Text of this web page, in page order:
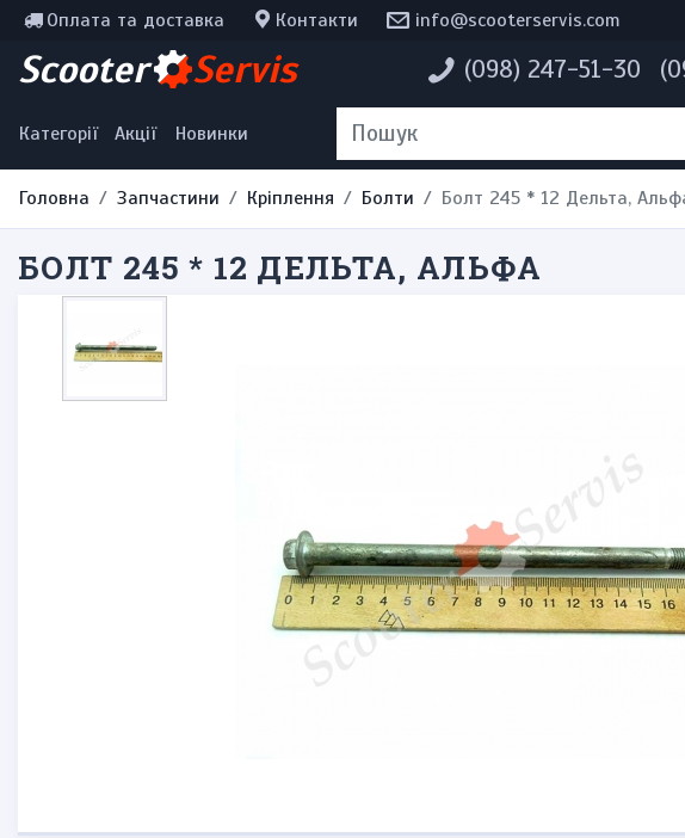
Оплата та доставка Контакти info@scooterservis.com
Scooter Servis (098) 247-51-30
Категорії Акції Новинки
Інструменти, мотохімія
Наклейки
Одяг та екіпірування
Головна Запчастини Кріплення Болти Болт 245 * 12 Дельта,
БОЛТ 245 * 12 ДЕЛЬТА, АЛЬФА